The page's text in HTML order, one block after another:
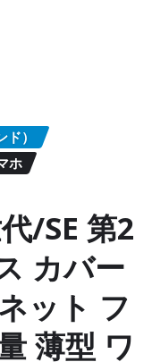
）
ホ
/SE 第2
カバー
ット フ
薄型 ワ